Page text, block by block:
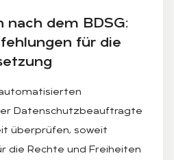
nach dem BDSG:
für die
Datenschutzbeauftragte
überprüfen, soweit
die Rechte und Freiheiten